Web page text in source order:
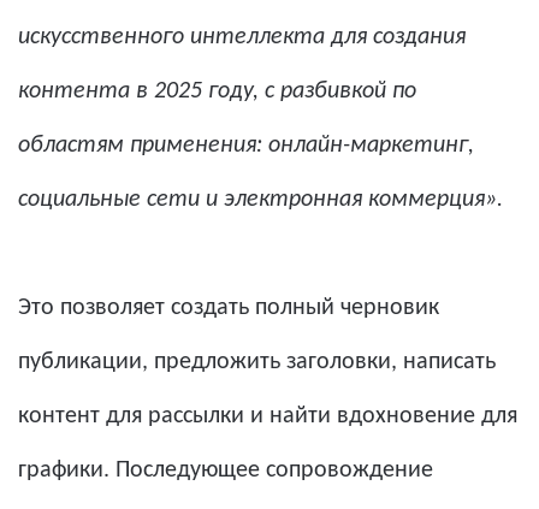
искусственного интеллекта для создания
контента в 2025 году, с разбивкой по
областям применения: онлайн-маркетинг,
социальные сети и электронная коммерция».
Это позволяет создать полный черновик
публикации, предложить заголовки, написать
контент для рассылки и найти вдохновение для
графики. Последующее сопровождение